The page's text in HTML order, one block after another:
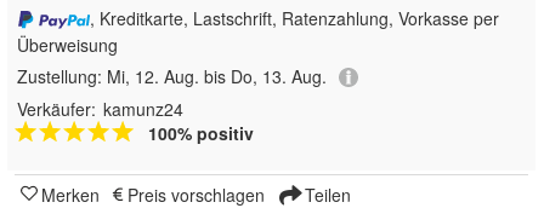
, Kreditkarte, Lastschrift, Ratenzahlung, Vorkasse per
Überweisung
Zustellung: Mi, 12. Aug. bis Do, 13. Aug.
Verkäufer: kamunz24
100% positiv
Merken Preis vorschlagen Teilen